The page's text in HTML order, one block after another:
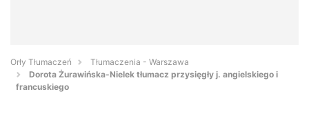
Orły Tłumaczeń
Tłumaczenia - Warszawa
Dorota Żurawińska-Nielek tłumacz przysięgły j. angielskiego i
francuskiego